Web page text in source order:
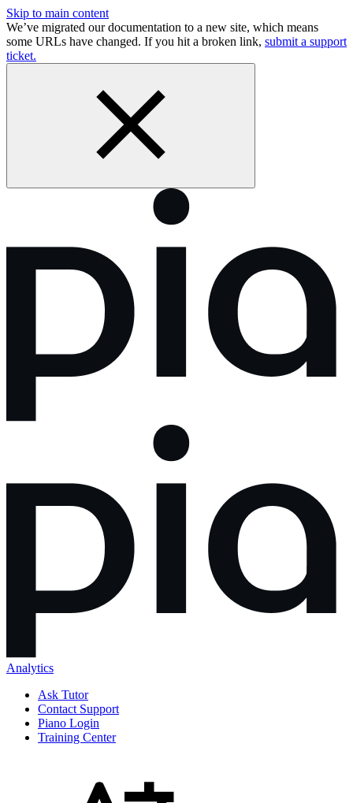
Skip to main content
We’ve migrated our documentation to a new site, which means
some URLs have changed. If you hit a broken link, submit a support
ticket.
Analytics
Ask Tutor
Contact Support
Piano Login
Training Center